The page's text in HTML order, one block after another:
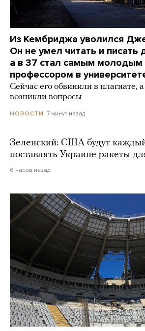
Из Кембриджа уволился
Он не умел читать и писать
а в 37 стал самым
профессором в
Сейчас его обвинили в плагиате,
возникли вопросы
НОВОСТИ 7 минут назад
Зеленский: США будут
поставлять Украине ракеты
6 часов назад